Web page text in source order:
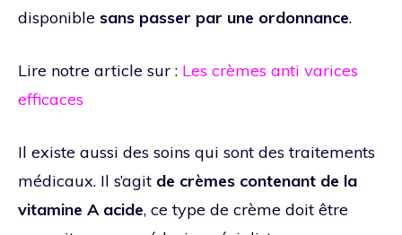
disponible sans passer par une ordonnance.
Lire notre article sur : Les crèmes anti varices
efficaces
Il existe aussi des soins qui sont des traitements
médicaux. Il s’agit de crèmes contenant de la
vitamine A acide, ce type de crème doit être